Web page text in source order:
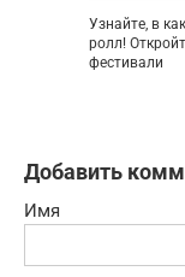
Узнайте, в
ролл!
фестивали
Добавить
Имя